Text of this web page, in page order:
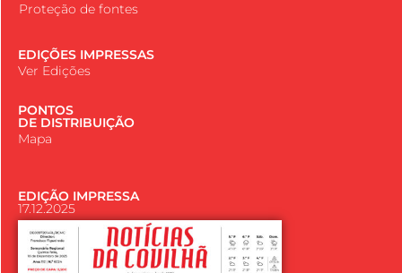
Proteção de fontes
EDIÇÕES IMPRESSAS
Ver Edições
PONTOS
DE DISTRIBUIÇÃO
Mapa
EDIÇÃO IMPRESSA
17.12.2025